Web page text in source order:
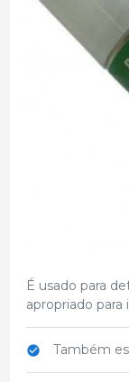
É usado para
apropriado para
Também